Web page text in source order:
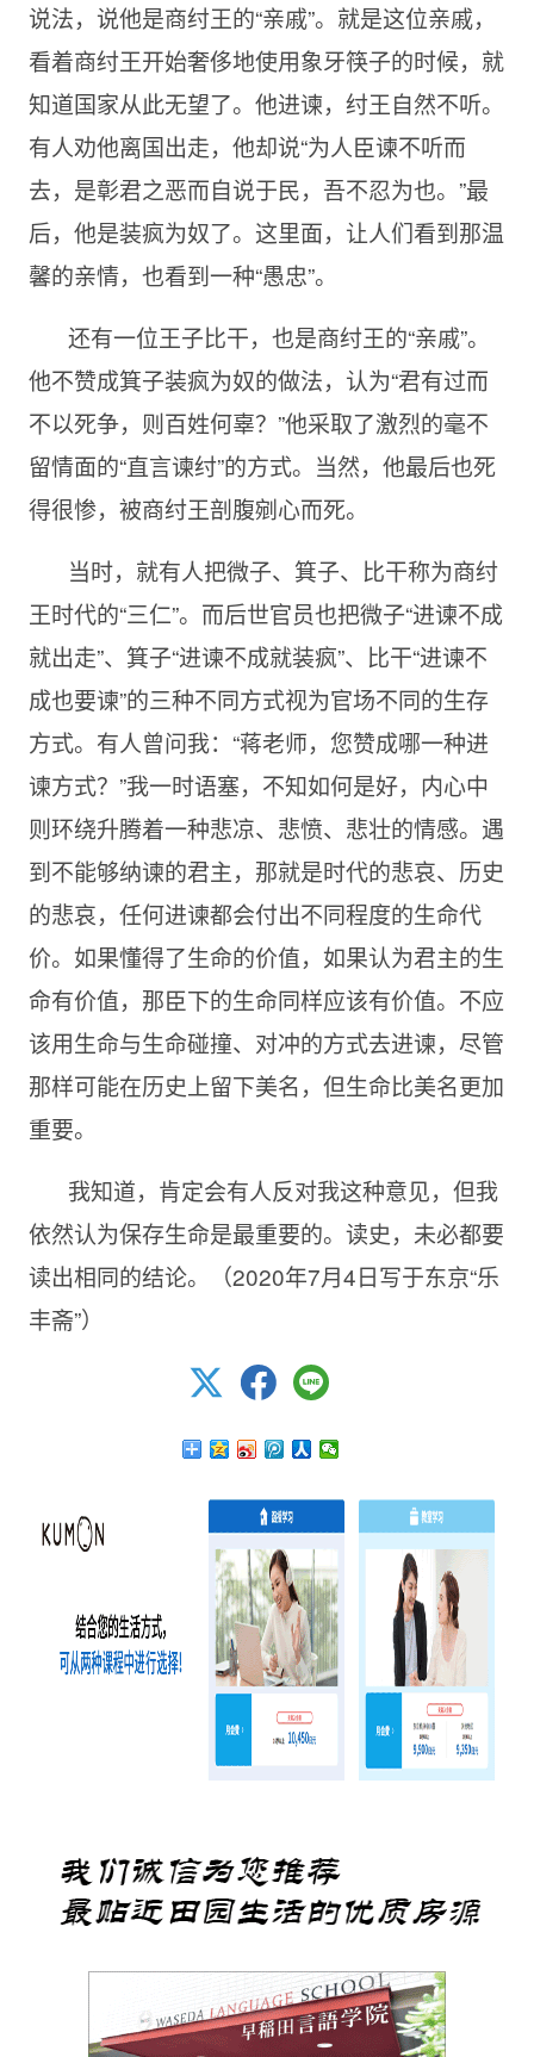
说法，说他是商纣王的“亲戚”。就是这位亲戚，
看着商纣王开始奢侈地使用象牙筷子的时候，就
知道国家从此无望了。他进谏，纣王自然不听。
有人劝他离国出走，他却说“为人臣谏不听而
去，是彰君之恶而自说于民，吾不忍为也。”最
后，他是装疯为奴了。这里面，让人们看到那温
馨的亲情，也看到一种“愚忠”。
还有一位王子比干，也是商纣王的“亲戚”。
他不赞成箕子装疯为奴的做法，认为“君有过而
不以死争，则百姓何辜？”他采取了激烈的毫不
留情面的“直言谏纣”的方式。当然，他最后也死
得很惨，被商纣王剖腹剜心而死。
当时，就有人把微子、箕子、比干称为商纣
王时代的“三仁”。而后世官员也把微子“进谏不成
就出走”、箕子“进谏不成就装疯”、比干“进谏不
成也要谏”的三种不同方式视为官场不同的生存
方式。有人曾问我：“蒋老师，您赞成哪一种进
谏方式？”我一时语塞，不知如何是好，内心中
则环绕升腾着一种悲凉、悲愤、悲壮的情感。遇
到不能够纳谏的君主，那就是时代的悲哀、历史
的悲哀，任何进谏都会付出不同程度的生命代
价。如果懂得了生命的价值，如果认为君主的生
命有价值，那臣下的生命同样应该有价值。不应
该用生命与生命碰撞、对冲的方式去进谏，尽管
那样可能在历史上留下美名，但生命比美名更加
重要。
我知道，肯定会有人反对我这种意见，但我
依然认为保存生命是最重要的。读史，未必都要
读出相同的结论。（2020年7月4日写于东京“乐
丰斋”）